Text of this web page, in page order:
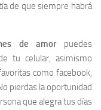
de que siempre habrá
de amor puedes
tu celular, asimismo
como facebook,
pierdas la oportunidad
que alegra tus días